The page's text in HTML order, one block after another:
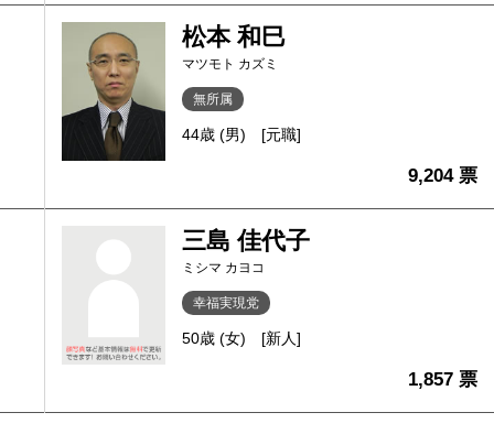
松本 和巳
マツモト カズミ
無所属
44歳 (男) [元職]
9,204 票
三島 佳代子
ミシマ カヨコ
幸福実現党
50歳 (女) [新人]
1,857 票